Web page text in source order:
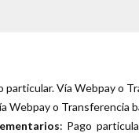
particular. Vía Webpay o
Webpay o Transferencia
: Pago